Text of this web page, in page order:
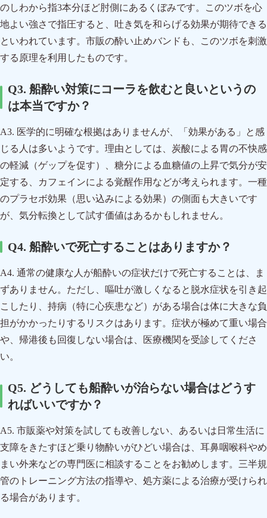
のしわから指3本分ほど肘側にあるくぼみです。このツボを心
地よい強さで指圧すると、吐き気を和らげる効果が期待できる
といわれています。市販の酔い止めバンドも、このツボを刺激
する原理を利用したものです。
Q3. 船酔い対策にコーラを飲むと良いというの
は本当ですか？
A3. 医学的に明確な根拠はありませんが、「効果がある」と感
じる人は多いようです。理由としては、炭酸による胃の不快感
の軽減（ゲップを促す）、糖分による血糖値の上昇で気分が安
定する、カフェインによる覚醒作用などが考えられます。一種
のプラセボ効果（思い込みによる効果）の側面も大きいです
が、気分転換として試す価値はあるかもしれません。
Q4. 船酔いで死亡することはありますか？
A4. 通常の健康な人が船酔いの症状だけで死亡することは、ま
ずありません。ただし、嘔吐が激しくなると脱水症状を引き起
こしたり、持病（特に心疾患など）がある場合は体に大きな負
担がかかったりするリスクはあります。症状が極めて重い場合
や、帰港後も回復しない場合は、医療機関を受診してくださ
い。
Q5. どうしても船酔いが治らない場合はどうす
ればいいですか？
A5. 市販薬や対策を試しても改善しない、あるいは日常生活に
支障をきたすほど乗り物酔いがひどい場合は、耳鼻咽喉科やめ
まい外来などの専門医に相談することをお勧めします。三半規
管のトレーニング方法の指導や、処方薬による治療が受けられ
る場合があります。